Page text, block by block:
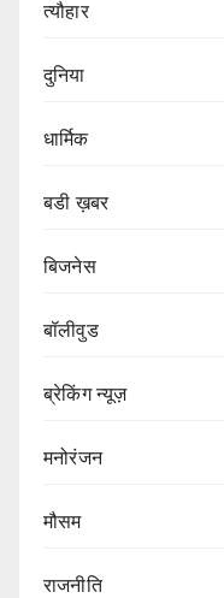
त्यौहार
दुनिया
धार्मिक
बडी ख़बर
बिजनेस
बॉलीवुड
ब्रेकिंग न्यूज़
मनोरंजन
मौसम
राजनीति